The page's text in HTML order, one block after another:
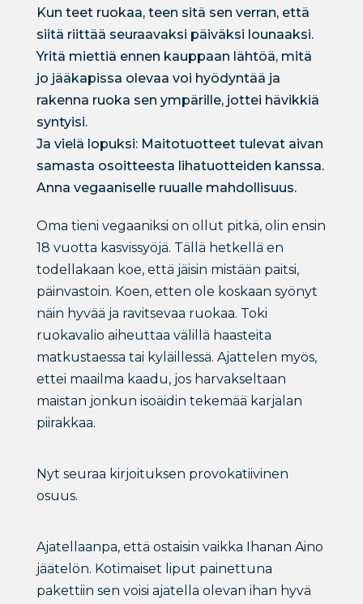
Kun teet ruokaa, teen sitä sen verran, että
siitä riittää seuraavaksi päiväksi lounaaksi.
Yritä miettiä ennen kauppaan lähtöä, mitä
jo jääkapissa olevaa voi hyödyntää ja
rakenna ruoka sen ympärille, jottei hävikkiä
syntyisi.
Ja vielä lopuksi: Maitotuotteet tulevat aivan
samasta osoitteesta lihatuotteiden kanssa.
Anna vegaaniselle ruualle mahdollisuus.
Oma tieni vegaaniksi on ollut pitkä, olin ensin
18 vuotta kasvissyöjä. Tällä hetkellä en
todellakaan koe, että jäisin mistään paitsi,
päinvastoin. Koen, etten ole koskaan syönyt
näin hyvää ja ravitsevaa ruokaa. Toki
ruokavalio aiheuttaa välillä haasteita
matkustaessa tai kyläillessä. Ajattelen myös,
ettei maailma kaadu, jos harvakseltaan
maistan jonkun isoäidin tekemää karjalan
piirakkaa.
Nyt seuraa kirjoituksen provokatiivinen
osuus.
Ajatellaanpa, että ostaisin vaikka Ihanan Aino
jäätelön. Kotimaiset liput painettuna
pakettiin sen voisi ajatella olevan ihan hyvä